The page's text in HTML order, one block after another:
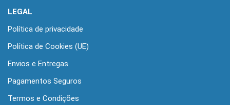
LEGAL
Política de privacidade
Política de Cookies (UE)
Envios e Entregas
Pagamentos Seguros
Termos e Condições